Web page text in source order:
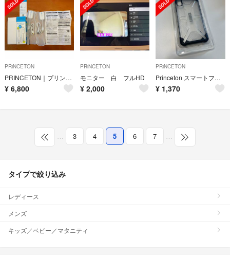
PRiNCETON
PRINCETON｜プリンストン 〔ワイヤレスHDMI〕ワイヤレスHDMI to
¥ 6,800
PRiNCETON
モニター 白 フルHD
¥ 2,000
PRiNCETON
Princeton スマートフォンケース UAG-IPH18L-IC
¥ 1,370
… 3 4 5 6 7 …
タイプで絞り込み
レディース
メンズ
キッズ／ベビー／マタニティ